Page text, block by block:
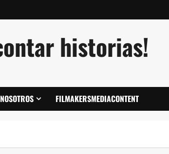
historias!
NOSOTROS FILMAKERSMEDIACONTENT